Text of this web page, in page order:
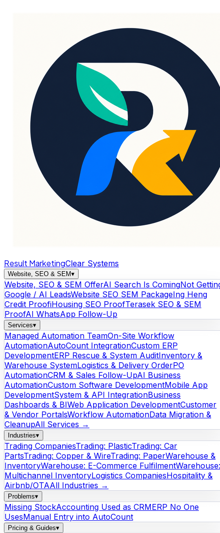
Result MarketingClear Systems
Website, SEO & SEM▾
Website, SEO & SEM OfferAI Search Is ComingNot
Google / AI LeadsWebsite SEO SEM PackageIng Heng
Credit ProofiHousing SEO ProofTerasek SEO & SEM
ProofAI WhatsApp Follow-Up
Services▾
Managed Automation TeamOn-Site Workflow
AutomationAutoCount IntegrationCustom ERP
DevelopmentERP Rescue & System AuditInventory &
Warehouse SystemLogistics & Delivery OrderPO
AutomationCRM & Sales Follow-UpAI Business
AutomationCustom Software DevelopmentMobile App
DevelopmentSystem & API IntegrationBusiness
Dashboards & BIWeb Application DevelopmentCustomer
& Vendor PortalsWorkflow AutomationData Migration &
CleanupAll Services →
Industries▾
Trading CompaniesTrading: PlasticTrading: Car
PartsTrading: Copper & WireTrading: PaperWarehouse &
InventoryWarehouse: E-Commerce FulfilmentWarehouse:
Multichannel InventoryLogistics CompaniesHospitality &
Airbnb/OTAAll Industries →
Problems▾
Missing StockAccounting Used as CRMERP No One
UsesManual Entry into AutoCount
Pricing & Guides▾